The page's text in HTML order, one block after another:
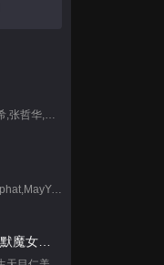
主演：黄轩,李庚希,张哲华,白宇帆,尹昉,姜珮瑶
主演：FayKunyaphat,MayYada